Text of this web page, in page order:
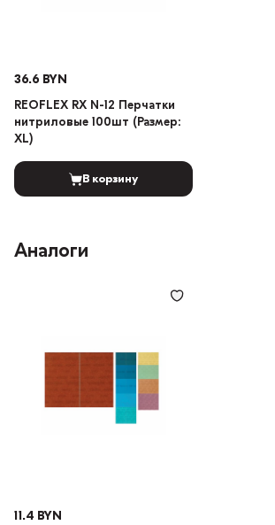
36.6 BYN
REOFLEX RX N-12 Перчатки
нитриловые 100шт (Размер:
XL)
В корзину
Аналоги
11.4 BYN